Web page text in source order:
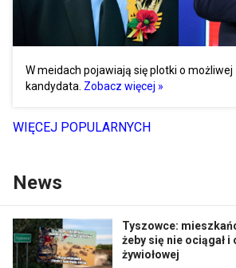
W meidach pojawiają się plotki o
kandydata. Zobacz więcej »
WIĘCEJ POPULARNYCH
News
Tyszowce:
żeby się nie ociągał i
żywiołowej